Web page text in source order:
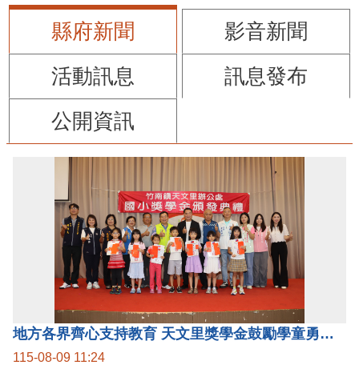
縣府新聞
影音新聞
活動訊息
訊息發布
公開資訊
地方各界齊心支持教育 天文里獎學金鼓勵學童勇敢追夢
115-08-09 11:24